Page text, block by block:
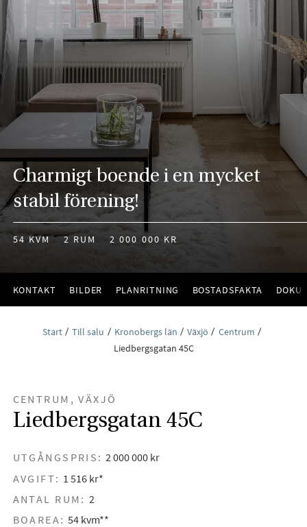
Charmigt boende i en mycket
stabil förening!
54 KVM 2 RUM 2 000 000 KR
KONTAKT BILDER PLANRITNING BOSTADSFAKTA
Start Till salu Kronobergs län Växjö
Centrum
Liedbergsgatan 45C
CENTRUM, VÄXJÖ
Liedbergsgatan 45C
UTGÅNGSPRIS: 2 000 000 kr
AVGIFT: 1 516 kr*
ANTAL RUM: 2
BOAREA: 54 kvm**